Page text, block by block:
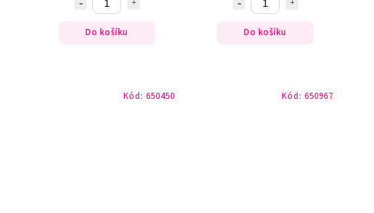
Do košíku Do košíku
Kód: 650450 Kód: 650967